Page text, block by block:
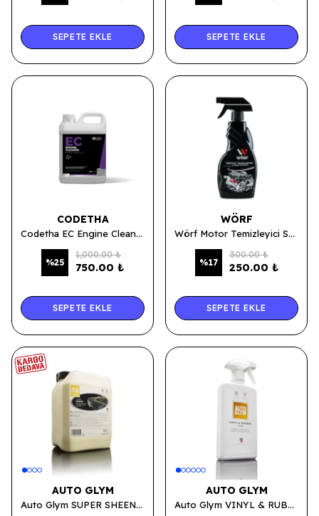
SEPETE EKLE SEPETE EKLE
CODETHA
Codetha EC Engine Cleaner (Motor Temizleyici 1/25 Konsantre) 5 Lt.
%25
1,000.00 ₺
750.00 ₺
SEPETE EKLE
WÖRF
Wörf Motor Temizleyici Sprey 500 Ml
%17
300.00 ₺
250.00 ₺
SEPETE EKLE
AUTO GLYM
Auto Glym SUPER SHEEN - Vinil, Torpido, Plastik, Motor Bakım Sütü 5 LT.
AUTO GLYM
Auto Glym VINYL & RUBBER CARE - Vinil, Torpido, Plastik, Motor Bakım Sütü 500 ML.